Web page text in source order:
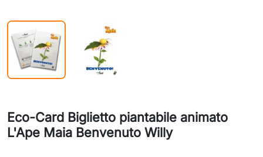
Eco-Card Biglietto piantabile animato
L'Ape Maia Benvenuto Willy